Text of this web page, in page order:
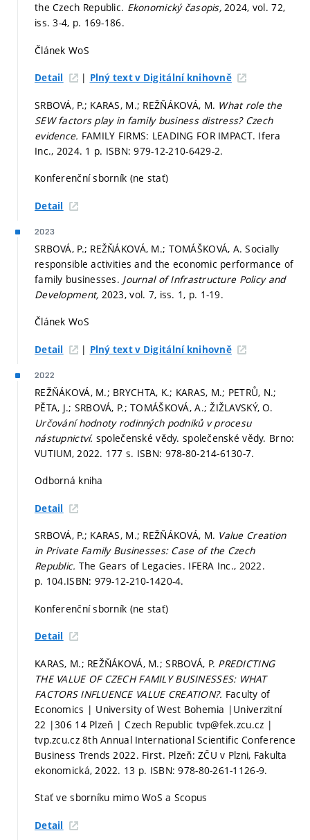
the Czech Republic. Ekonomický časopis,2024, vol. 72,
iss. 3-4, p. 169-186.
Článek WoS
Detail | Plný text v Digitální knihovně
SRBOVÁ, P.; KARAS, M.; REŽŇÁKOVÁ, M. What role the
SEW factors play in family business distress? Czech
evidence. FAMILY FIRMS: LEADING FOR IMPACT. Ifera
Inc., 2024. 1 p. ISBN: 979-12-210-6429-2.
Konferenční sborník (ne stať)
Detail
2023
SRBOVÁ, P.; REŽŇÁKOVÁ, M.; TOMÁŠKOVÁ, A. Socially
responsible activities and the economic performance of
family businesses. Journal of Infrastructure Policy and
Development, 2023, vol. 7, iss. 1, p. 1-19.
Článek WoS
Detail | Plný text v Digitální knihovně
2022
REŽŇÁKOVÁ, M.; BRYCHTA, K.; KARAS, M.; PETRŮ, N.;
PĚTA, J.; SRBOVÁ, P.; TOMÁŠKOVÁ, A.; ŽIŽLAVSKÝ, O.
Určování hodnoty rodinných podniků v procesu
nástupnictví. společenské vědy. společenské vědy. Brno:
VUTIUM, 2022. 177 s. ISBN: 978-80-214-6130-7.
Odborná kniha
Detail
SRBOVÁ, P.; KARAS, M.; REŽŇÁKOVÁ, M. Value Creation
in Private Family Businesses: Case of the Czech
Republic. The Gears of Legacies. IFERA Inc., 2022.
p. 104.ISBN: 979-12-210-1420-4.
Konferenční sborník (ne stať)
Detail
KARAS, M.; REŽŇÁKOVÁ, M.; SRBOVÁ, P. PREDICTING
THE VALUE OF CZECH FAMILY BUSINESSES: WHAT
FACTORS INFLUENCE VALUE CREATION?. Faculty of
Economics | University of West Bohemia |Univerzitní
22 |306 14 Plzeň | Czech Republic tvp@fek.zcu.cz |
tvp.zcu.cz 8th Annual International Scientific Conference
Business Trends 2022. First. Plzeň: ZČU v Plzni, Fakulta
ekonomická, 2022. 13 p. ISBN: 978-80-261-1126-9.
Stať ve sborníku mimo WoS a Scopus
Detail